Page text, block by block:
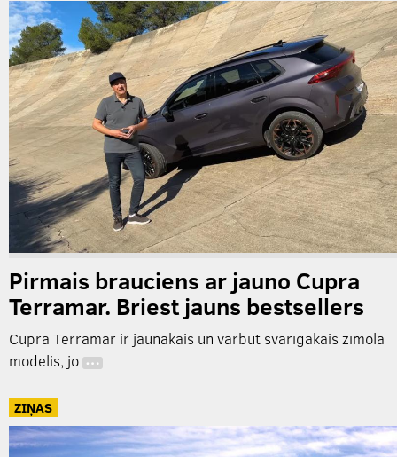
Pirmais brauciens ar jauno Cupra
Terramar. Briest jauns bestsellers
Cupra Terramar ir jaunākais un varbūt svarīgākais zīmola
modelis, jo …
ZIŅAS